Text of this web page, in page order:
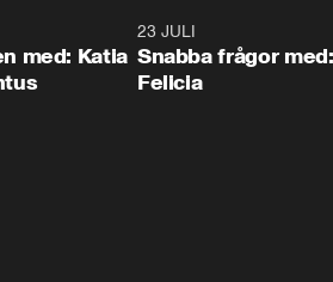
med: Katia
23 JULI
Snabba frågor med:
Felicia